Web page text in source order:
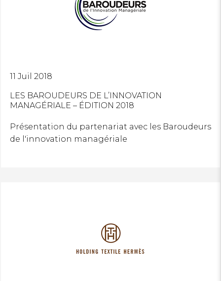
SE CONNECTER
11 Juil 2018
LES BAROUDEURS DE L’INNOVATION
MANAGÉRIALE – ÉDITION 2018
Présentation du partenariat avec les Baroudeurs
de l'innovation managériale